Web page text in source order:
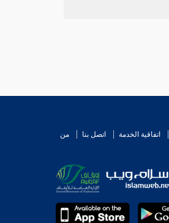
اتفاقية الخدمة اتصل بنا
من